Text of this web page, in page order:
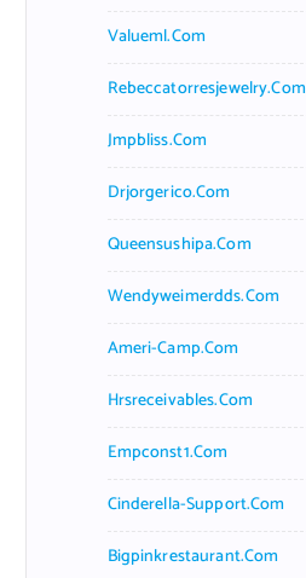
Valueml.com
Rebeccatorresjewelry.com
Jmpbliss.com
Drjorgerico.com
Queensushipa.com
Wendyweimerdds.com
Ameri-Camp.com
Hrsreceivables.com
Empconst1.com
Cinderella-Support.com
Bigpinkrestaurant.com